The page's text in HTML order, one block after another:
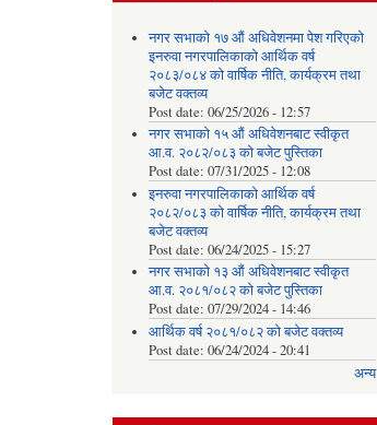
नगर सभाको १७ औं अधिवेशनमा पेश गरिएको
इनरुवा नगरपालिकाको आर्थिक वर्ष
२०८३/०८४ को वार्षिक नीति, कार्यक्रम तथा
बजेट वक्तव्य
Post date: 06/25/2026 - 12:57
नगर सभाको १५ औं अधिवेशनबाट स्वीकृत
आ.व. २०८२/०८३ को बजेट पुस्तिका
Post date: 07/31/2025 - 12:08
इनरुवा नगरपालिकाको आर्थिक वर्ष
२०८२/०८३ को वार्षिक नीति, कार्यक्रम तथा
बजेट वक्तव्य
Post date: 06/24/2025 - 15:27
नगर सभाको १३ औं अधिवेशनबाट स्वीकृत
आ.व. २०८१/०८२ को बजेट पुस्तिका
Post date: 07/29/2024 - 14:46
आर्थिक वर्ष २०८१/०८२ को बजेट वक्तव्य
Post date: 06/24/2024 - 20:41
अन्य